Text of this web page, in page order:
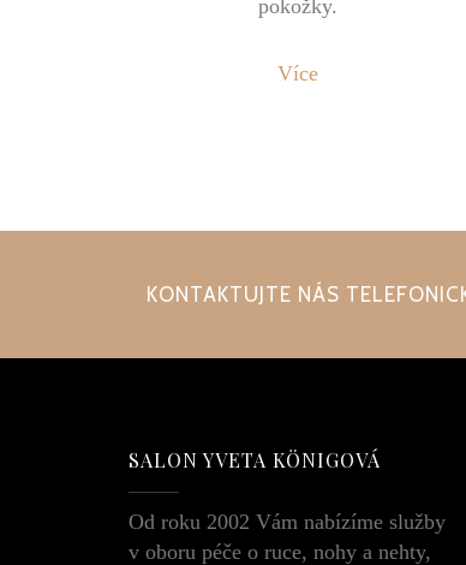
pokožky.
Více
KONTAKTUJTE NÁS
SALON YVETA KÖNIGOVÁ
Od roku 2002 Vám nabízíme služby
v oboru péče o ruce, nohy a nehty,